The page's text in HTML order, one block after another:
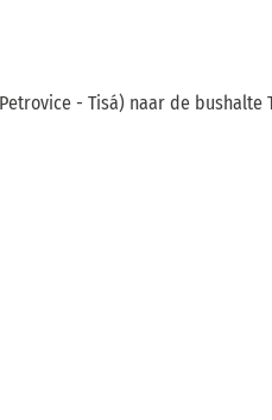
- Tisá) naar de bushalte